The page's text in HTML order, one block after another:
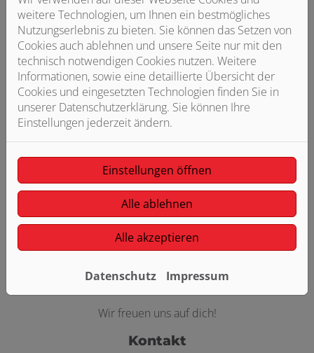
Liebe/r Bewerber/-in,
Interesse an einer spannenden, zukunftssicheren
Ausbildung? Als Ansprechpartner der Firma Kirchhoff
Heizung und Sanitär GmbH & Co. KG aus Versmold
möchte ich dich gerne zu uns ins Team einladen. Dazu
geht der erste Schritt ganz einfach über unsere
Kurzbewerbung ganz unten, aber auch telefonisch sind
wir jederzeit erreichbar.
Wir freuen uns auf dich!
Kontakt
weitere Technologien, um Ihnen ein bestmögliches
Nutzungserlebnis zu bieten. Sie können das Setzen von
Cookies auch ablehnen und unsere Seite nur mit den
technisch notwendigen Cookies nutzen. Weitere
Informationen, sowie eine detaillierte Übersicht der
Cookies und eingesetzten Technologien finden Sie in
unserer Datenschutzerklärung. Sie können Ihre
Einstellungen jederzeit ändern.
Einstellungen öffnen
Alle ablehnen
Alle akzeptieren
Datenschutz Impressum